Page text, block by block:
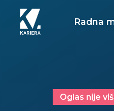
Radna
Oglas nije